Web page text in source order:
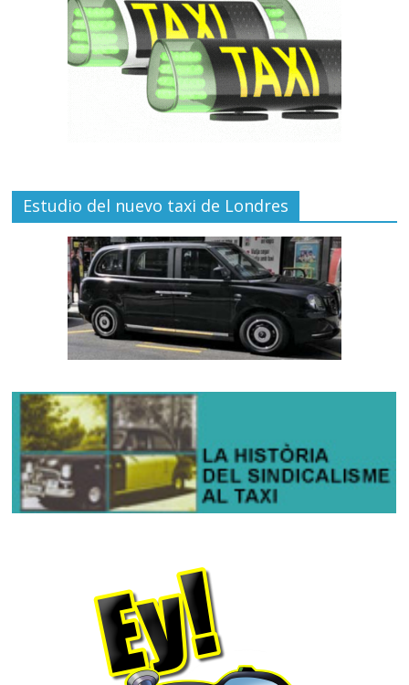
Estudio del nuevo taxi de Londres